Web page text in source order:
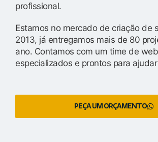
profissional.
Estamos no mercado de criação de
2013, já entregamos mais de 80
ano. Contamos com um time de
especializados e prontos para
PEÇA UM ORÇAMENTO